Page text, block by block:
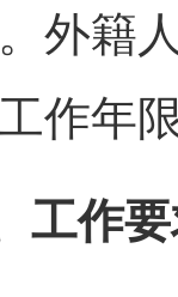
外籍
作年
工作